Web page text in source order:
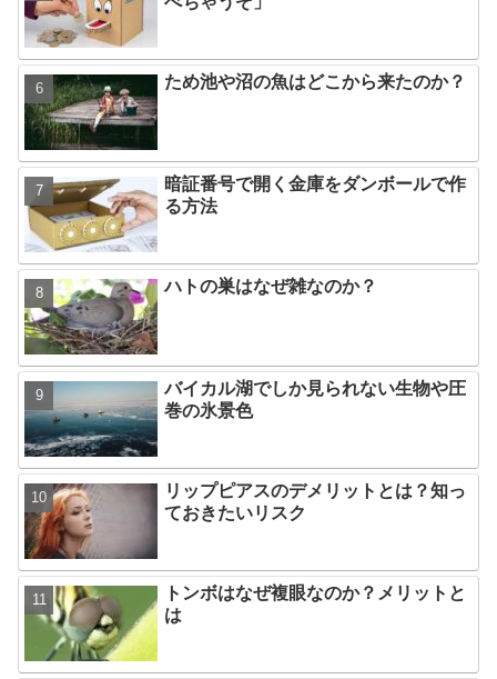
ため池や沼の魚はどこから来たのか？
暗証番号で開く金庫をダンボールで作
る方法
ハトの巣はなぜ雑なのか？
バイカル湖でしか見られない生物や圧
巻の氷景色
リップピアスのデメリットとは？知っ
ておきたいリスク
トンボはなぜ複眼なのか？メリットと
は